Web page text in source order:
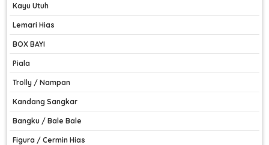
Kayu Utuh
Lemari Hias
BOX BAYI
Piala
Trolly / Nampan
Kandang Sangkar
Bangku / Bale Bale
Figura / Cermin Hias